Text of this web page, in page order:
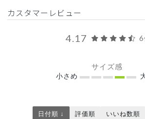
カスタマーレビュー
4.17 6
サイズ感
小さめ
日付順 ↓ 評価順 いいね数順